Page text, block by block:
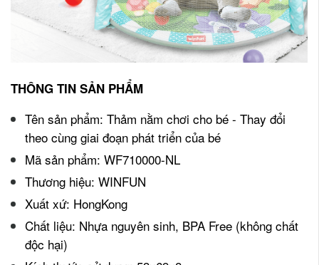
THÔNG TIN SẢN PHẨM
Tên sản phẩm: Thảm nằm chơi cho bé - Thay đổi
theo cùng giai đoạn phát triển của bé
Mã sản phẩm: WF710000-NL
Thương hiệu: WINFUN
Xuất xứ: HongKong
Chất liệu: Nhựa nguyên sinh, BPA Free (không chất
độc hại)